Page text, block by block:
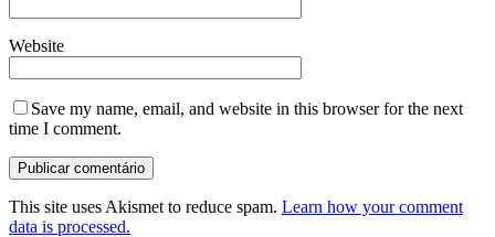
Website
Save my name, email, and website in this browser for the next
time I comment.
This site uses Akismet to reduce spam. Learn how your comment
data is processed.